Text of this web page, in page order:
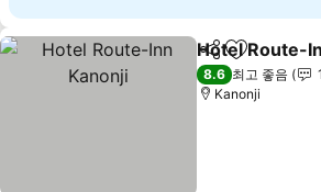
공유 즐겨찾기
Hotel Route-
8.6 최고 좋음
Kanonji